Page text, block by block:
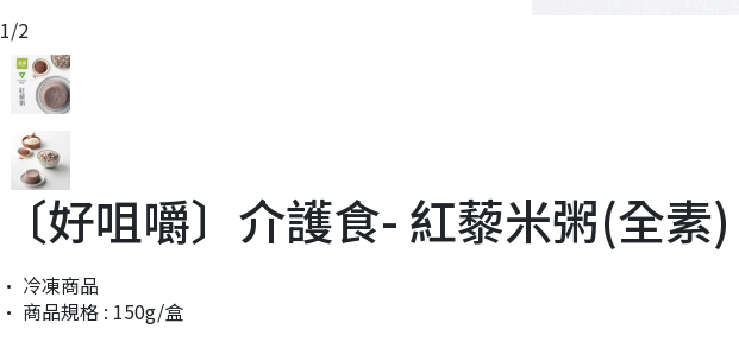
1/2
〔好咀嚼〕介護食- 紅藜米粥(全素)
• 冷凍商品
• 商品規格 : 150g/盒